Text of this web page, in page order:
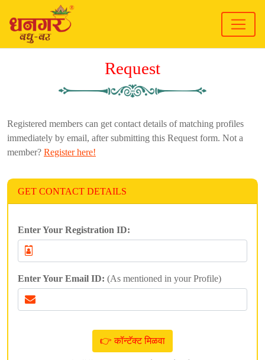
Request
Registered members can get contact details of matching profiles
immediately by email, after submitting this Request form. Not a
member? Register here!
GET CONTACT DETAILS
Enter Your Registration ID:
Enter Your Email ID: (As mentioned in your Profile)